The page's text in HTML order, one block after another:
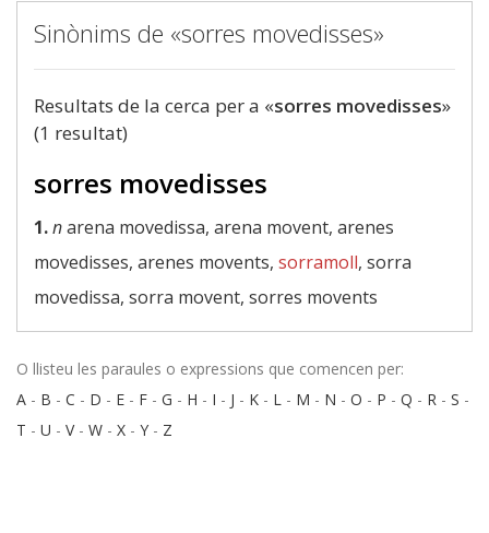
Sinònims de «sorres movedisses»
Resultats de la cerca per a «sorres movedisses»
(1 resultat)
sorres movedisses
1.narena movedissa, arena movent, arenes
movedisses, arenes movents, sorramoll, sorra
movedissa, sorra movent, sorres movents
O llisteu les paraules o expressions que comencen per:
A - B - C - D - E - F - G - H - I - J - K - L - M - N - O - P - Q - R - S -
T - U - V- W - X - Y - Z